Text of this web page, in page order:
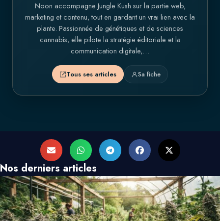
Noon accompagne Jungle Kush sur la partie web,
marketing et contenu, tout en gardant un vrai lien avec la
plante. Passionnée de génétiques et de sciences
cannabis, elle pilote la stratégie éditoriale et la
communication digitale,…
Tous ses articles Sa fiche
Nos derniers articles